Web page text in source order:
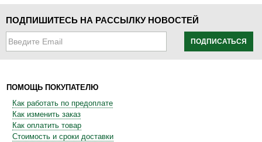
ПОДПИШИТЕСЬ НА РАССЫЛКУ НОВОСТЕЙ
ПОДПИСАТЬСЯ
ПОМОЩЬ ПОКУПАТЕЛЮ
Как работать по предоплате
Как изменить заказ
Как оплатить товар
Стоимость и сроки доставки